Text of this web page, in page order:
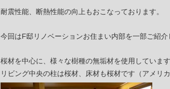
耐震性能、断熱性能の向上もおこなっております。
今回はF邸リノベーションお住まい内部を一部ご紹介
桜材を中心に、様々な樹種の無垢材を使用しています
リビング中央の柱は桜材、床材も桜材です（アメリカ